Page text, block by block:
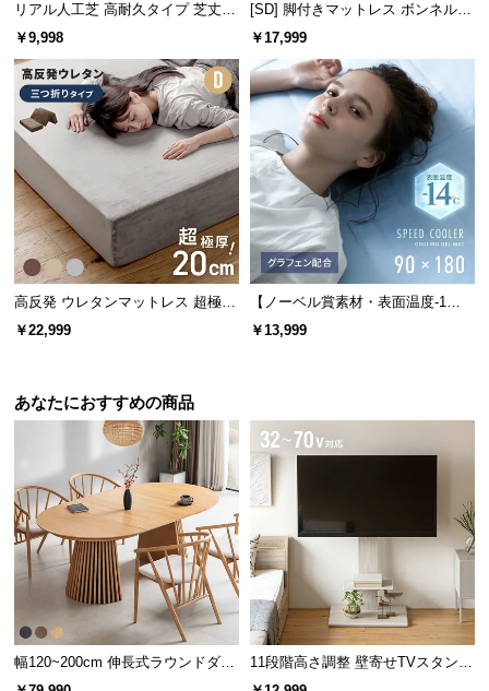
リアル人工芝 高耐久タイプ 芝丈35
mm 1×10m 防草シート付（自然な
￥9,998
[SD] 脚付きマットレス ボンネルコ
イル
￥17,999
高反発 ウレタンマットレス 超極厚
20cm 三つ折りタイプ [D]
￥22,999
【ノーベル賞素材・表面温度-1
4℃】 冷却ジェルマット クールマ
ット グラフェン配合タイプ 90×18
￥13,999
あなたにおすすめの商品
幅120~200cm 伸長式ラウンドダイ
ニングテーブル 6人掛け 天然木突
11段階高さ調整 壁寄せTVスタンド
キャスター付き 上下左右角度調節